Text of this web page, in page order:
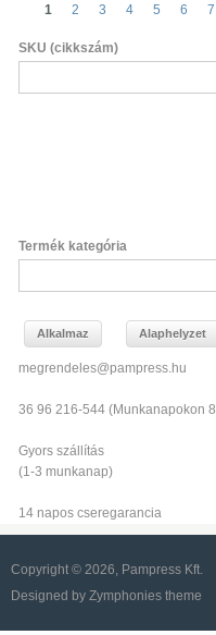
Oldalak
1 2 3 4 5 6 7
SKU (cikkszám)
Termék kategória
megrendeles@pampress.hu
36 96 216-544 (Munkanapokon
Gyors szállítás
(1-3 munkanap)
14 napos cseregarancia
Copyright © 2026, Pampress Kft.
Designed by Zymphonies theme